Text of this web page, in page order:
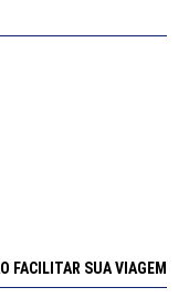
FACILITAR SUA VIAGEM